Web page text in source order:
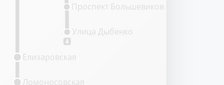
4
Проспект Большевиков
Улица Дыбенко
Ломоносовская
Елизаровская